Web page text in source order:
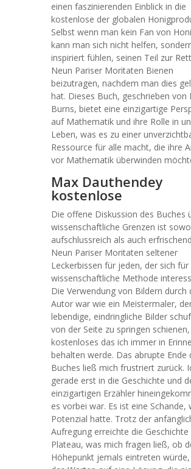
einen faszinierenden Einblick in die
kostenlose der globalen
Selbst wenn man kein Fan von
kann man sich nicht helfen,
inspiriert fühlen, seinen Teil zur
Neun Pariser Moritaten Bienen
beizutragen, nachdem man dies
hat. Dieses Buch, geschrieben von
Burns, bietet eine einzigartige
auf Mathematik und ihre Rolle in
Leben, was es zu einer
Ressource für alle macht, die ihre
vor Mathematik überwinden
Max Dauthendey
kostenlose
Die offene Diskussion des Buches
wissenschaftliche Grenzen ist
aufschlussreich als auch
Neun Pariser Moritaten seltener
Leckerbissen für jeden, der sich für
wissenschaftliche Methode
Die Verwendung von Bildern durch
Autor war wie ein Meistermaler,
lebendige, eindringliche Bilder
von der Seite zu springen
kostenloses das ich immer in
behalten werde. Das abrupte Ende
Buches ließ mich frustriert zurück.
gerade erst in die Geschichte und
einzigartigen Erzähler
es vorbei war. Es ist eine Schande,
Potenzial hatte. Trotz der
Aufregung erreichte die Geschichte
Plateau, was mich fragen ließ, ob
Höhepunkt jemals eintreten